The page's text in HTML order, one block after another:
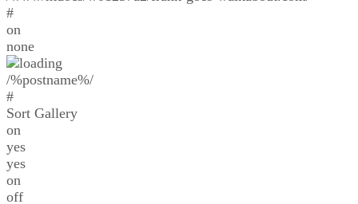
#
on
none
/%postname%/
#
Sort Gallery
on
yes
yes
on
off